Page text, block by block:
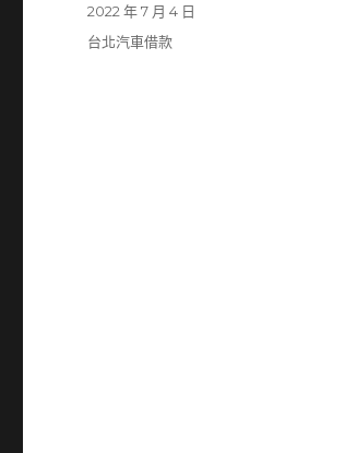
發
佈
2022 年 7 月 4 日
分
台北汽車借款